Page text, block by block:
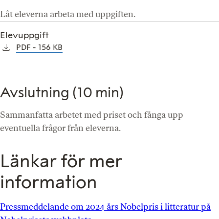
Låt eleverna arbeta med uppgiften.
Elevuppgift
PDF 156 KB
Avslutning (10 min)
Sammanfatta arbetet med priset och fånga upp
eventuella frågor från eleverna.
Länkar för mer
information
Pressmeddelande om 2024 års Nobelpris i litteratur på